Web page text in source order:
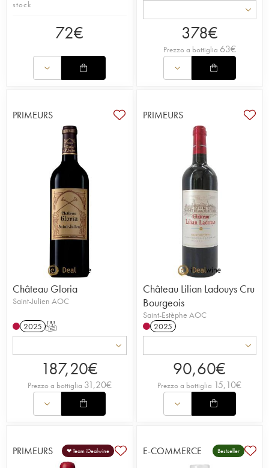
stock
72€ 378€
Prezzo a bottiglia 63€
PRIMEURS
Château Gloria
Saint-Julien AOC
2025 T
187,20€
Prezzo a bottiglia 31,20€
PRIMEURS
Château Lilian Ladouys Cru
Bourgeois
Saint-Estèphe AOC
2025
90,60€
Prezzo a bottiglia 15,10€
PRIMEURS ❤ Team iDealwine E-COMMERCE Bestseller